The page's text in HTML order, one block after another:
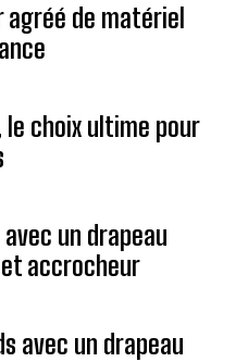
agréé de matériel
le choix ultime pour
un drapeau
accrocheur
avec un drapeau